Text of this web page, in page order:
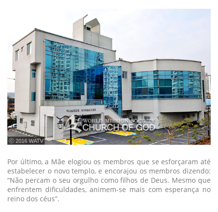
ⓒ 2016 WATV
Por último, a Mãe elogiou os membros que se esforçaram até
estabelecer o novo templo, e encorajou os membros dizendo:
“Não percam o seu orgulho como filhos de Deus. Mesmo que
enfrentem dificuldades, animem-se mais com esperança no
reino dos céus”.